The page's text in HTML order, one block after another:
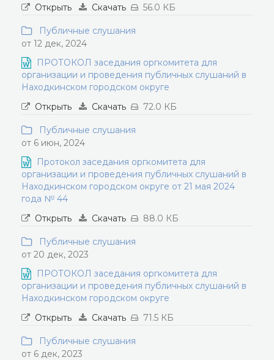
Открыть Скачать 56.0 КБ
Публичные слушания
от 12 дек, 2024
ПРОТОКОЛ заседания оргкомитета для
организации и проведения публичных слушаний в
Находкинском городском округе
Открыть
Скачать 72.0 КБ
Публичные слушания
от 6 июн, 2024
Протокол заседания оргкомитета для
организации и проведения публичных слушаний в
Находкинском городском округе от 21 мая 2024
года № 44
Открыть
Скачать 88.0 КБ
Публичные слушания
от 20 дек, 2023
ПРОТОКОЛ заседания оргкомитета для
организации и проведения публичных слушаний в
Находкинском городском округе
Открыть
Скачать 71.5 КБ
Публичные слушания
от 6 дек, 2023